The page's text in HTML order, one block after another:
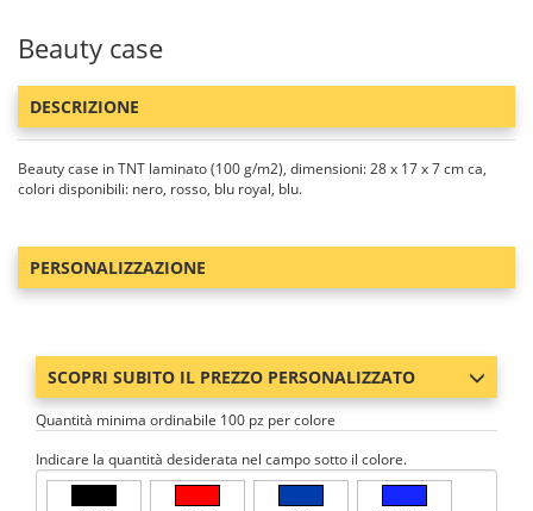
Beauty case
DESCRIZIONE
Beauty case in TNT laminato (100 g/m2), dimensioni: 28 x 17 x 7 cm ca,
colori disponibili: nero, rosso, blu royal, blu.
PERSONALIZZAZIONE
SCOPRI SUBITO IL PREZZO PERSONALIZZATO
Quantità minima ordinabile 100 pz per colore
Indicare la quantità desiderata nel campo sotto il colore.